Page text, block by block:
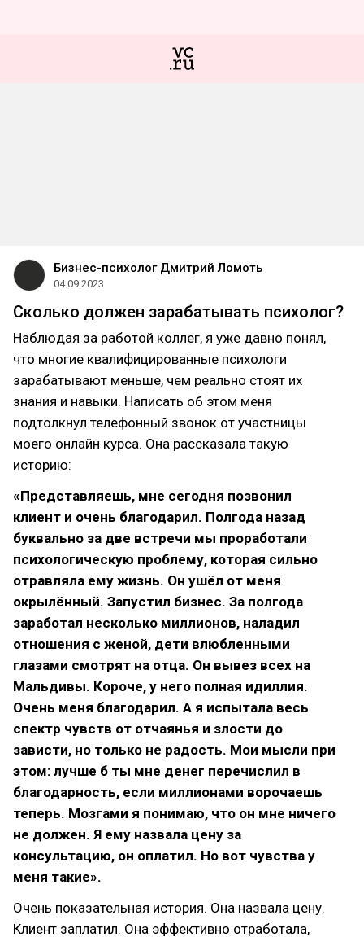
Бизнес-психолог Дмитрий Ломоть
04.09.2023
Сколько должен зарабатывать психолог?
Наблюдая за работой коллег, я уже давно понял,
что многие квалифицированные психологи
зарабатывают меньше, чем реально стоят их
знания и навыки. Написать об этом меня
подтолкнул телефонный звонок от участницы
моего онлайн курса. Она рассказала такую
историю:
«Представляешь, мне сегодня позвонил
клиент и очень благодарил. Полгода назад
буквально за две встречи мы проработали
психологическую проблему, которая сильно
отравляла ему жизнь. Он ушёл от меня
окрылённый. Запустил бизнес. За полгода
заработал несколько миллионов, наладил
отношения с женой, дети влюбленными
глазами смотрят на отца. Он вывез всех на
Мальдивы. Короче, у него полная идиллия.
Очень меня благодарил. А я испытала весь
спектр чувств от отчаянья и злости до
зависти, но только не радость. Мои мысли при
этом: лучше б ты мне денег перечислил в
благодарность, если миллионами ворочаешь
теперь. Мозгами я понимаю, что он мне ничего
не должен. Я ему назвала цену за
консультацию, он оплатил. Но вот чувства у
меня такие».
Очень показательная история. Она назвала цену.
Клиент заплатил. Она эффективно отработала,